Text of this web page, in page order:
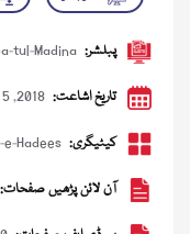
پبلشر: tul-Madina
تاریخ اشاعت: ,2018
کیٹیگری: e-Hadees
آن لائن پڑھیں صفحات: